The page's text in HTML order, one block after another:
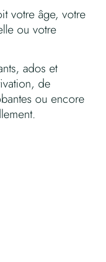
votre âge, votre
ou votre
ados et
de
ou encore